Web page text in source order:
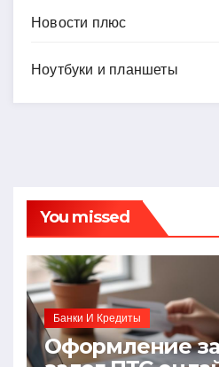
Новости плюс
Ноутбуки и планшеты
You missed
Банки И Кредиты
Оформление